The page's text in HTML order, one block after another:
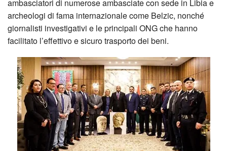
ambasciatori di numerose ambasciate con sede in Libia e
archeologi di fama internazionale come Belzic, nonché
giornalisti investigativi e le principali ONG che hanno
facilitato l’effettivo e sicuro trasporto dei beni.